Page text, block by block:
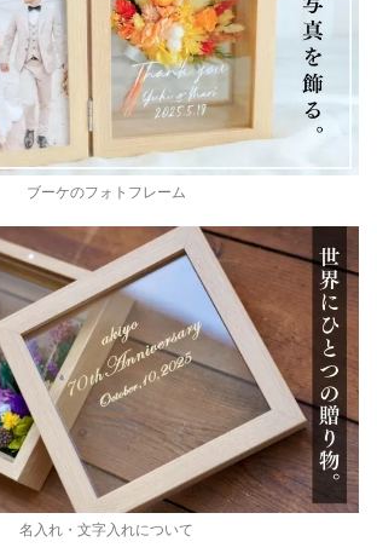
ブーケのフォトフレーム
名入れ・文字入れについて